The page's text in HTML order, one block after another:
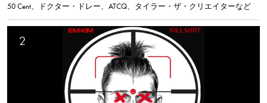
50 Cent、ドクター・ドレー、ATCQ、タイラー・ザ・クリエイターなど